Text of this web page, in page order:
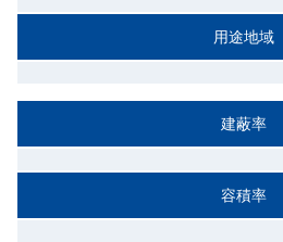
用途地域
建蔽率
容積率